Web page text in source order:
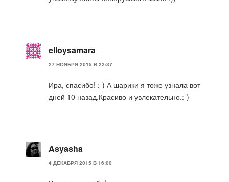
elloysamara
27 НОЯБРЯ 2015 В 22:37
Ира, спасибо! :-) А шарики я тоже узнала вот
дней 10 назад.Красиво и увлекательно.:-)
Asyasha
4 ДЕКАБРЯ 2015 В 16:00